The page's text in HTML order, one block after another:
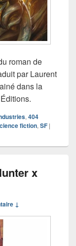
roman de
par Laurent
dans la
, 404
fiction, SF |
x
↓